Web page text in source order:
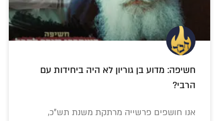
חשיפה: מדוע בן גוריון לא היה ביחידות עם
הרבי?
אנו חושפים פרשייה מרתקת משנת תש"כ,